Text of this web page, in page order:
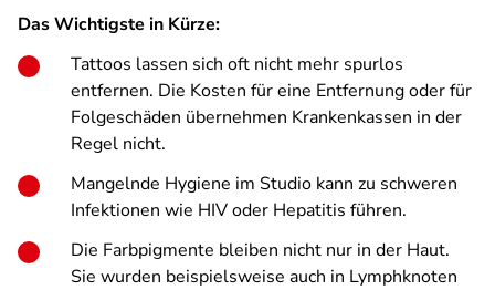
Das Wichtigste in Kürze:
Tattoos lassen sich oft nicht mehr spurlos
entfernen. Die Kosten für eine Entfernung oder für
Folgeschäden übernehmen Krankenkassen in der
Regel nicht.
Mangelnde Hygiene im Studio kann zu schweren
Infektionen wie HIV oder Hepatitis führen.
Die Farbpigmente bleiben nicht nur in der Haut.
Sie wurden beispielsweise auch in Lymphknoten